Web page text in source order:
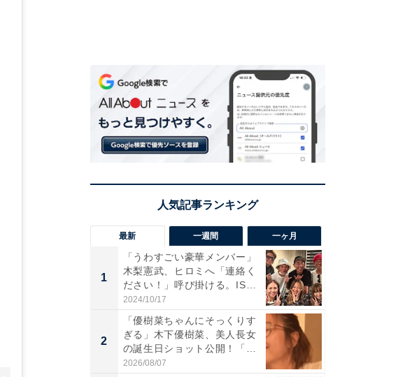
最新 一週間 一ヶ月
1
「うわすごい豪華メンバー」
木梨憲武、ヒロミへ「連絡く
ださい！」呼び掛ける。IS
S...
2024/10/17
2
「優樹菜ちゃんにそっくりす
ぎる」木下優樹菜、美人長女
の誕生日ショット公開！「1
4...
2026/08/07